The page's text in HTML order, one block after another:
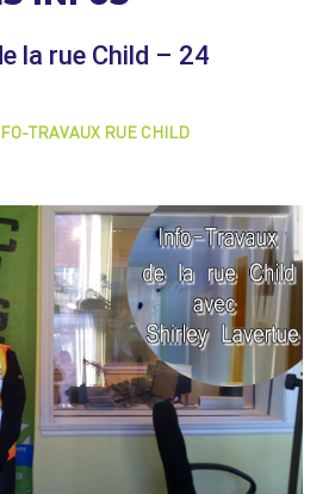
la rue Child – 24
TRAVAUX RUE CHILD